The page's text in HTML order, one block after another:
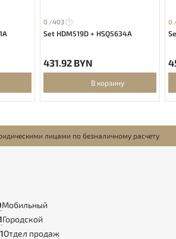
0 /403
Set HDM519D + HSQ5634A
431.92 BYN
В корзину
0
лицами по безналичному расчету
Мобильный
Городской
Отдел продаж